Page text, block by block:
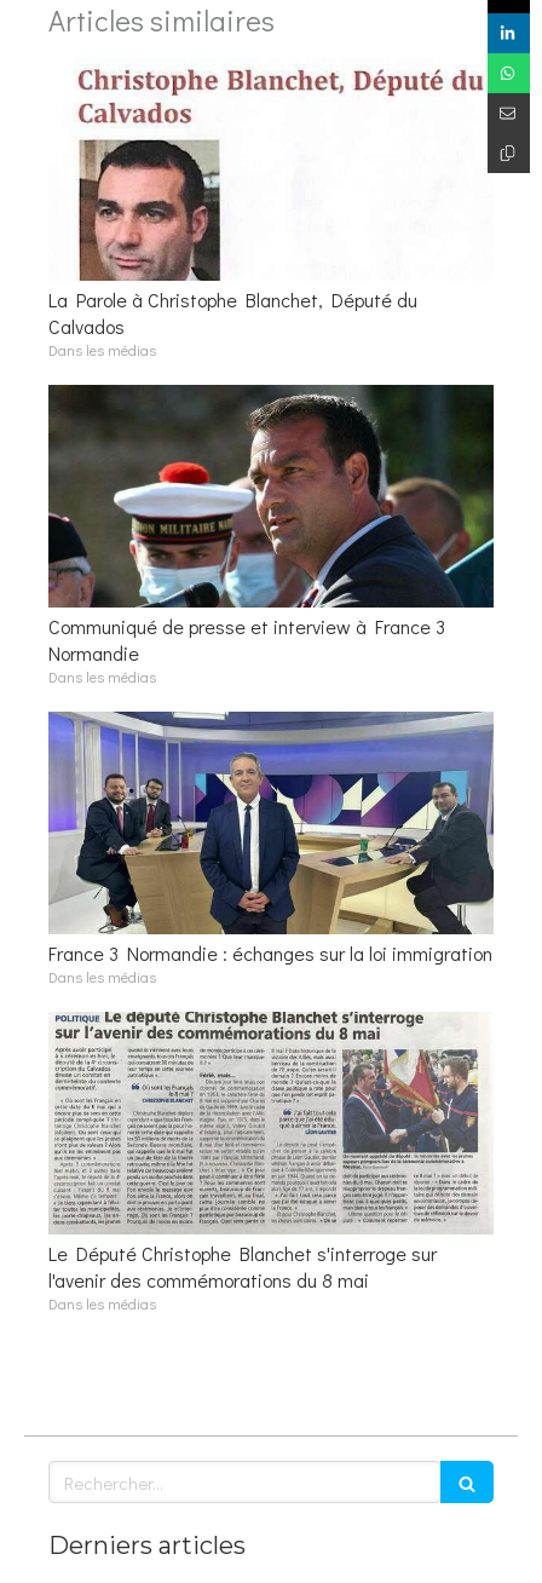
Articles similaires
La Parole à Christophe Blanchet, Député du
Calvados
Dans les médias
Communiqué de presse et interview à France 3
Normandie
Dans les médias
France 3 Normandie : échanges sur la loi immigration
Dans les médias
Le Député Christophe Blanchet s'interroge sur
l'avenir des commémorations du 8 mai
Dans les médias
Rechercher
Derniers articles